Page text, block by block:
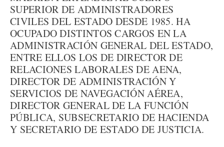
SUPERIOR DE ADMINISTRADORES
CIVILES DEL ESTADO DESDE 1985. HA
OCUPADO DISTINTOS CARGOS EN LA
ADMINISTRACIÓN GENERAL DEL ESTADO,
ENTRE ELLOS LOS DE DIRECTOR DE
RELACIONES LABORALES DE AENA,
DIRECTOR DE ADMINISTRACIÓN Y
SERVICIOS DE NAVEGACIÓN AÉREA,
DIRECTOR GENERAL DE LA FUNCIÓN
PÚBLICA, SUBSECRETARIO DE HACIENDA
Y SECRETARIO DE ESTADO DE JUSTICIA.